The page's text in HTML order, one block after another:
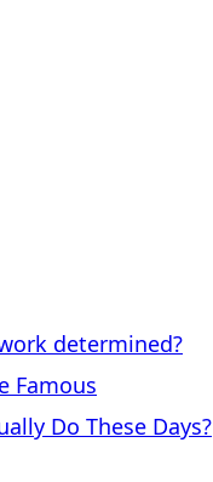
determined?
Famous
Do These Days?